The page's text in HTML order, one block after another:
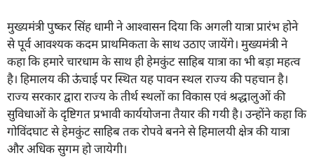
मुख्यमंत्री पुष्कर सिंह धामी ने आश्वासन दिया कि अगली यात्रा प्रारंभ होने
से पूर्व आवश्यक कदम प्राथमिकता के साथ उठाए जायेंगे। मुख्यमंत्री ने
कहा कि हमारे चारधाम के साथ ही हेमकुंट साहिब यात्रा का भी बड़ा महत्व
है। हिमालय की ऊंचाई पर स्थित यह पावन स्थल राज्य की पहचान है।
राज्य सरकार द्वारा राज्य के तीर्थ स्थलों का विकास एवं श्रद्धालुओं की
सुविधाओं के दृष्टिगत प्रभावी कार्ययोजना तैयार की गयी है। उन्होंने कहा कि
गोविंदघाट से हेमकुंट साहिब तक रोपवे बनने से हिमालयी क्षेत्र की यात्रा
और अधिक सुगम हो जायेगी।